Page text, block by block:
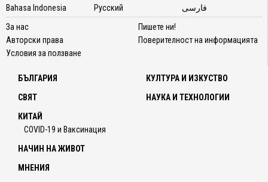
Bahasa Indonesia
Русский
فارسی
За нас
Авторски права
Условия за ползване
Пишете ни!
Поверителност на информацията
БЪЛГАРИЯ
СВЯТ
КИТАЙ
COVID-19 и Ваксинация
КУЛТУРА И ИЗКУСТВО
НАУКА И ТЕХНОЛОГИИ
НАЧИН НА ЖИВОТ
МНЕНИЯ